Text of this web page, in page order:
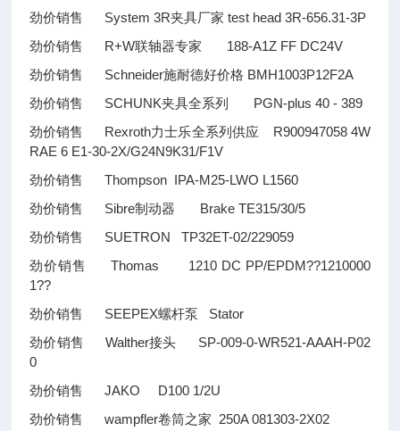
劲价销售 System 3R夹具厂家 test head 3R-656.31-3P
劲价销售 R+W联轴器专家 188-A1Z FF DC24V
劲价销售 Schneider施耐德好价格 BMH1003P12F2A
劲价销售 SCHUNK夹具全系列 PGN-plus 40 - 389
劲价销售 Rexroth力士乐全系列供应 R900947058 4W
RAE 6 E1-30-2X/G24N9K31/F1V
劲价销售 Thompson IPA-M25-LWO L1560
劲价销售 Sibre制动器 Brake TE315/30/5
劲价销售 SUETRON TP32ET-02/229059
劲价销售 Thomas 1210 DC PP/EPDM??1210000
1??
劲价销售 SEEPEX螺杆泵 Stator
劲价销售 Walther接头 SP-009-0-WR521-AAAH-P02
0
劲价销售 JAKO D100 1/2U
劲价销售 wampfler卷筒之家 250A 081303-2X02